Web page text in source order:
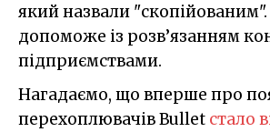
який назвали
допоможе із розв’язанням
підприємствами.
Нагадаємо, що вперше про
перехоплювачів Bullet стало